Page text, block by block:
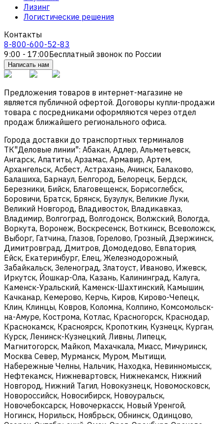
Лизинг
Логистические решения
Контакты
8-800-600-52-83
9:00 - 17:00Бесплатный звонок по России
Написать нам
Предложения товаров в интернет-магазине не
является публичной офертой. Договоры купли-продажи
товара с посредниками оформляются через отдел
продаж ближайшего регионального офиса.
Города доставки до транспортных терминалов
ТК"Деловые линии": Абакан, Адлер, Альметьевск,
Ангарск, Апатиты, Арзамас, Армавир, Артем,
Архангельск, Асбест, Астрахань, Ачинск, Балаково,
Балашиха, Барнаул, Белгород, Белорецк, Бердск,
Березники, Бийск, Благовещенск, Борисоглебск,
Боровичи, Братск, Брянск, Бузулук, Великие Луки,
Великий Новгород, Владивосток, Владикавказ,
Владимир, Волгоград, Волгодонск, Волжский, Вологда,
Воркута, Воронеж, Воскресенск, Воткинск, Всеволожск,
Выборг, Гатчина, Глазов, Горелово, Грозный, Дзержинск,
Димитровград, Дмитров, Домодедово, Евпатория,
Ейск, Екатеринбург, Елец, Железнодорожный,
Забайкальск, Зеленоград, Златоуст, Иваново, Ижевск,
Иркутск, Йошкар-Ола, Казань, Калининград, Калуга,
Каменск-Уральский, Каменск-Шахтинский, Камышин,
Качканар, Кемерово, Керчь, Киров, Кирово-Чепецк,
Клин, Клинцы, Ковров, Коломна, Колпино, Комсомольск-
на-Амуре, Кострома, Котлас, Красногорск, Краснодар,
Краснокамск, Красноярск, Кропоткин, Кузнецк, Курган,
Курск, Ленинск-Кузнецкий, Ливны, Липецк,
Магнитогорск, Майкоп, Махачкала, Миасс, Мичуринск,
Москва Север, Мурманск, Муром, Мытищи,
Набережные Челны, Нальчик, Находка, Невинномысск,
Нефтекамск, Нижневартовск, Нижнекамск, Нижний
Новгород, Нижний Тагил, Новокузнецк, Новомосковск,
Новороссийск, Новосибирск, Новоуральск,
Новочебоксарск, Новочеркасск, Новый Уренгой,
Ногинск, Норильск, Ноябрьск, Обнинск, Одинцово,